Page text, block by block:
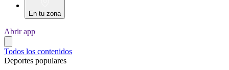
En tu zona
Abrir app
Todos los contenidos
Deportes populares